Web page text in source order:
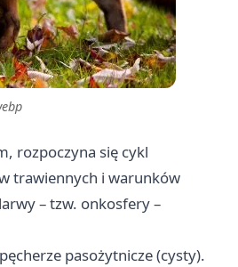
rozpoczyna się cykl
trawiennych i warunków
– tzw. onkosfery –
pasożytnicze (cysty).